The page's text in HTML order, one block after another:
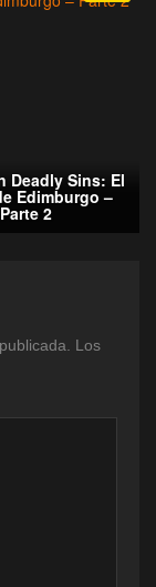
Deadly Sins: El
Edimburgo –
Parte 2
Los